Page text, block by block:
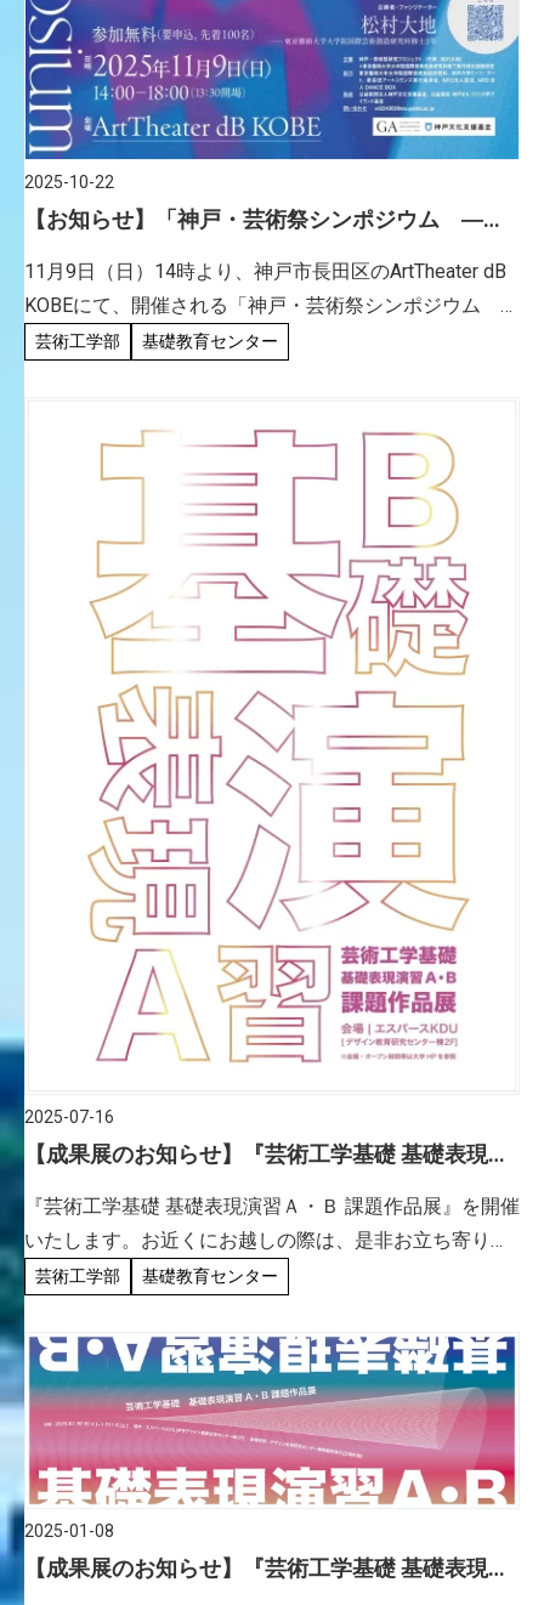
2025-10-22
【お知らせ】「神戸・芸術祭シンポジウム ―
が登壇されます。
11月9日（日）14時より、神戸市長田区のArtTheater dB
KOBEにて、開催される「神戸・芸術祭シンポジウム ―
キュレーションの構造と変容」に本学芸術工学教育セン
芸術工学部 基礎教育センター
2025-07-16
【成果展のお知らせ】『芸術工学基礎 基礎表現演
『芸術工学基礎 基礎表現演習Ａ・Ｂ 課題作品展』を開催
いたします。お近くにお越しの際は、是非お立ち寄りく
ださい！ 『芸術工学基礎 基礎表現演習Ａ・Ｂ 課題作品
～7 […]
芸術工学部 基礎教育センター
2025-01-08
【成果展のお知らせ】『芸術工学基礎 基礎表現演